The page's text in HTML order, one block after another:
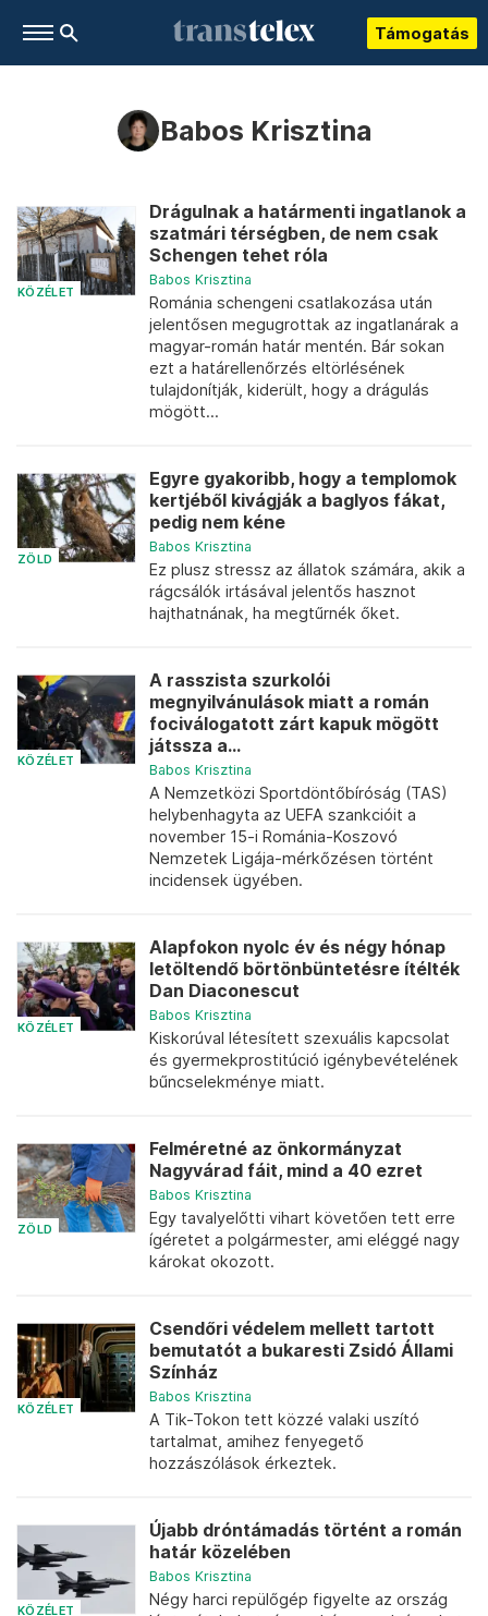
Támogatás
Babos Krisztina
KÖZÉLET
Drágulnak a határmenti ingatlanok a
szatmári térségben, de nem csak
Schengen tehet róla
Babos Krisztina
Románia schengeni csatlakozása után
jelentősen megugrottak az ingatlanárak a
magyar-román határ mentén. Bár sokan
ezt a határellenőrzés eltörlésének
tulajdonítják, kiderült, hogy a drágulás
mögött...
ZÖLD
Egyre gyakoribb, hogy a templomok
kertjéből kivágják a baglyos fákat,
pedig nem kéne
Babos Krisztina
Ez plusz stressz az állatok számára, akik a
rágcsálók irtásával jelentős hasznot
hajthatnának, ha megtűrnék őket.
KÖZÉLET
A rasszista szurkolói
megnyilvánulások miatt a román
fociválogatott zárt kapuk mögött
játssza a...
Babos Krisztina
A Nemzetközi Sportdöntőbíróság (TAS)
helybenhagyta az UEFA szankcióit a
november 15-i Románia-Koszovó
Nemzetek Ligája-mérkőzésen történt
incidensek ügyében.
KÖZÉLET
Alapfokon nyolc év és négy hónap
letöltendő börtönbüntetésre ítélték
Dan Diaconescut
Babos Krisztina
Kiskorúval létesített szexuális kapcsolat
és gyermekprostitúció igénybevételének
bűncselekménye miatt.
ZÖLD
Felméretné az önkormányzat
Nagyvárad fáit, mind a 40 ezret
Babos Krisztina
Egy tavalyelőtti vihart követően tett erre
ígéretet a polgármester, ami eléggé nagy
károkat okozott.
KÖZÉLET
Csendőri védelem mellett tartott
bemutatót a bukaresti Zsidó Állami
Színház
Babos Krisztina
A Tik-Tokon tett közzé valaki uszító
tartalmat, amihez fenyegető
hozzászólások érkeztek.
KÖZÉLET
Újabb dróntámadás történt a román
határ közelében
Babos Krisztina
Négy harci repülőgép figyelte az ország